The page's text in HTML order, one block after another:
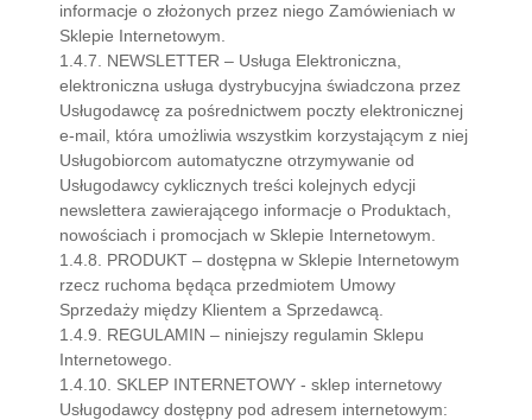
informacje o złożonych przez niego Zamówieniach w
Sklepie Internetowym.
1.4.7. NEWSLETTER – Usługa Elektroniczna,
elektroniczna usługa dystrybucyjna świadczona przez
Usługodawcę za pośrednictwem poczty elektronicznej
e-mail, która umożliwia wszystkim korzystającym z niej
Usługobiorcom automatyczne otrzymywanie od
Usługodawcy cyklicznych treści kolejnych edycji
newslettera zawierającego informacje o Produktach,
nowościach i promocjach w Sklepie Internetowym.
1.4.8. PRODUKT – dostępna w Sklepie Internetowym
rzecz ruchoma będąca przedmiotem Umowy
Sprzedaży między Klientem a Sprzedawcą.
1.4.9. REGULAMIN – niniejszy regulamin Sklepu
Internetowego.
1.4.10. SKLEP INTERNETOWY - sklep internetowy
Usługodawcy dostępny pod adresem internetowym: